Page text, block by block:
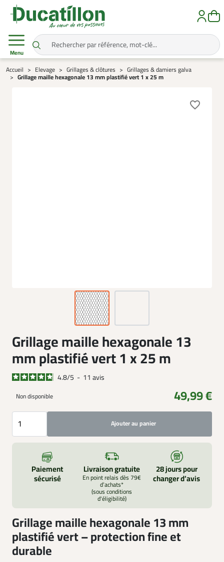
Menu
Accueil Elevage Grillages & clôtures Grillages & damiers galva
Grillage maille hexagonale 13 mm plastifié vert 1 x 25 m
favorite_border
Grillage maille hexagonale 13
mm plastifié vert 1 x 25 m
4.8/5 - 11 avis
Non disponible 49,99 €
Ajouter au panier
Paiement
sécurisé
Livraison gratuite
En point relais dès 79€
d’achats*
(sous conditions
d'éligibilité)
28 jours pour
changer d’avis
Grillage maille hexagonale 13 mm
plastifié vert – protection fine et
durable